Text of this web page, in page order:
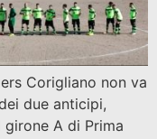
Corigliano non va
due anticipi,
girone A di Prima